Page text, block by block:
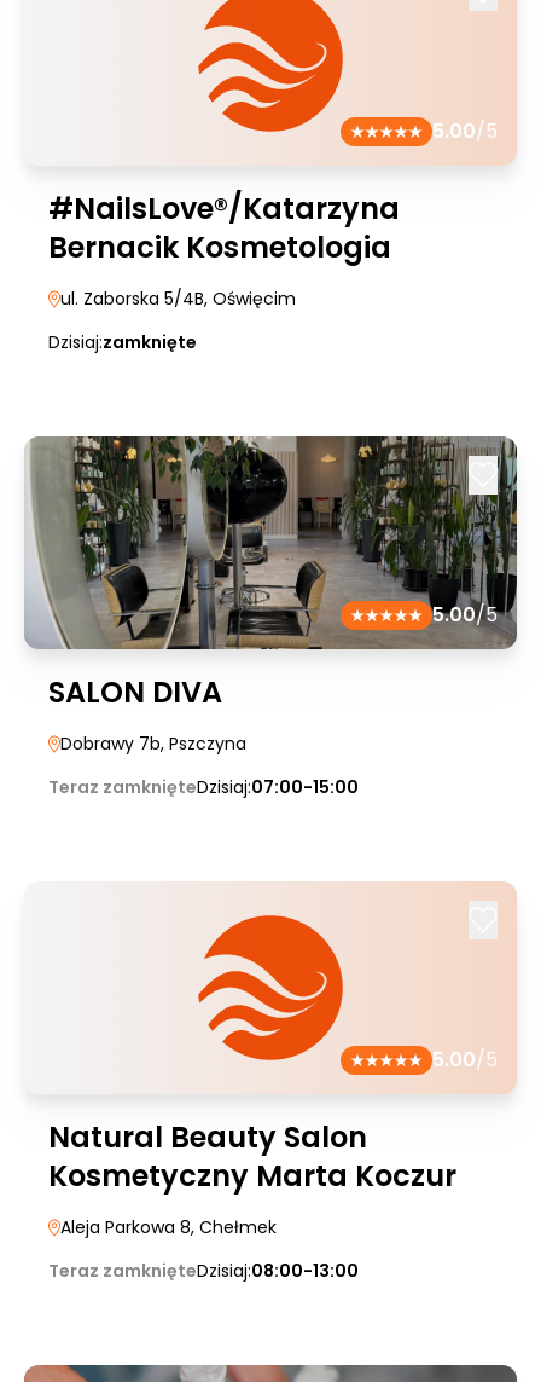
5.00/5
#NailsLove®/Katarzyna
Bernacik Kosmetologia
ul. Zaborska 5/4B, Oświęcim
Dzisiaj:zamknięte
5.00/5
SALON DIVA
Dobrawy 7b, Pszczyna
Teraz zamknięteDzisiaj:07:00-15:00
5.00/5
Natural Beauty Salon
Kosmetyczny Marta Koczur
Aleja Parkowa 8, Chełmek
Teraz zamknięteDzisiaj:08:00-13:00